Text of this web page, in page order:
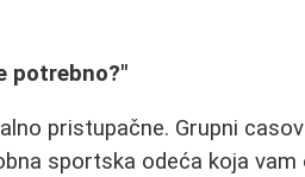
potrebno?"
pristupačne. Grupni
sportska odeća koja